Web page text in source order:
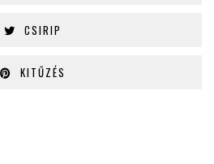
CSIRIP
KITŰZÉS